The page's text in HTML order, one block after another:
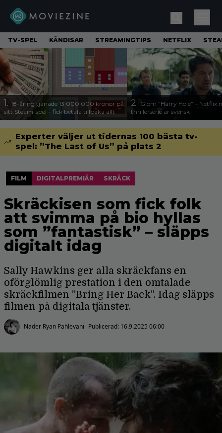
TV-SPEL KÄNDISAR STREAMINGTIPS NETFLIX
1. 18-åring tjänade 13 000 000 kronor på
sitt Steam-spel – fick betala tillbaka allt
2. Glöm ”Harry Hole” – Netflix
thrillerserie är svensk
Experter väljer ut tidernas 100 bästa tv-
spel: ”The Last of Us” på plats 2
FILM DIGITALPREMIÄR SKRÄCK
Skräckisen som fick folk
att svimma på bio hyllas
som ”fantastisk” – släpps
digitalt idag
Sally Hawkins ger alla skräckfans en
oförglömlig prestation i den omtalade
skräckfilmen ”Bring Her Back”. Idag släpps
filmen på digitala tjänster.
Nader Ryan Pahlevani Publicerad: 16.9.2025 06:00